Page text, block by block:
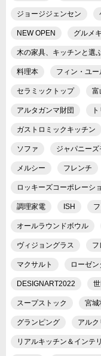
ジョージジェンセン
NEW OPEN グルメ
木の家具、キッチンと選
料理本 フィン・ユー
セラミックトップ 富
アルタガンマ財団
ガストロミックキッチン
ソファ ジャパニーズ
メルシー フレンチ
ロッキーズコーポレーシ
調理家電 ISH
オールラウンドボウル
ヴィジョングラス フ
マクサルト ローゼ
DESIGNART2022
スープストック 宮城
グランピング アルク
リアルキッチン＆インテ